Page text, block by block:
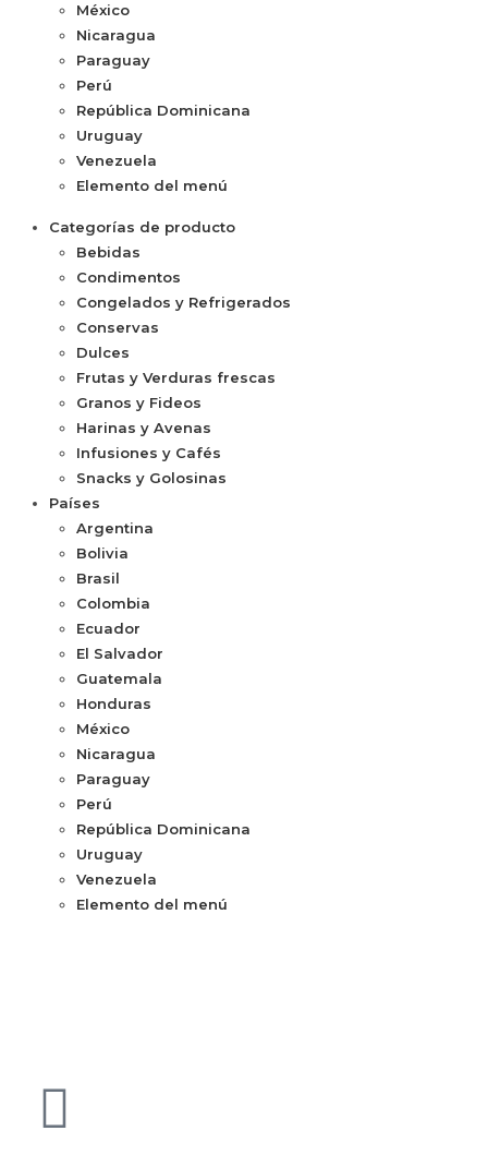
México
Nicaragua
Paraguay
Perú
República Dominicana
Uruguay
Venezuela
Elemento del menú
Categorías de producto
Bebidas
Condimentos
Congelados y Refrigerados
Conservas
Dulces
Frutas y Verduras frescas
Granos y Fideos
Harinas y Avenas
Infusiones y Cafés
Snacks y Golosinas
Países
Argentina
Bolivia
Brasil
Colombia
Ecuador
El Salvador
Guatemala
Honduras
México
Nicaragua
Paraguay
Perú
República Dominicana
Uruguay
Venezuela
Elemento del menú